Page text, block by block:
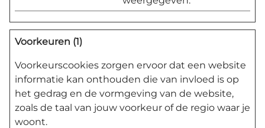
Voorkeuren (1)
Voorkeurscookies zorgen ervoor dat een website
informatie kan onthouden die van invloed is op
het gedrag en de vormgeving van de website,
zoals de taal van jouw voorkeur of de regio waar je
woont.